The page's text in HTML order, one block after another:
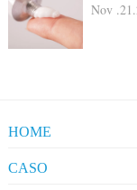
Nov
HOME
CASO